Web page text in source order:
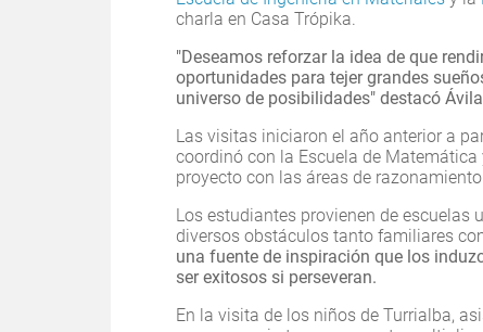
charla en Casa Trópika.
"Deseamos reforzar la idea de que
oportunidades para tejer grandes
universo de posibilidades" destacó
Las visitas iniciaron el año anterior a
coordinó con la Escuela de
proyecto con las áreas de
Los estudiantes provienen de escuelas
diversos obstáculos tanto familiares
una fuente de inspiración que los
ser exitosos si perseveran.
En la visita de los niños de Turrialba,